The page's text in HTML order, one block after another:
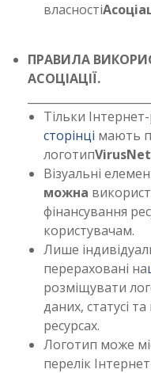
власності
ПРАВИЛА
АСОЦІАЦІЇ.
Тільки
сторінці мають
логотипVirusNet
Візуальні
можна
фінансування
користувачам.
Лише
перераховані на
розміщувати
даних, статусі
ресурсах.
Логотип може
перелік